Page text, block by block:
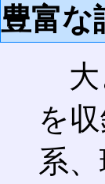
豊富な
大
を
系